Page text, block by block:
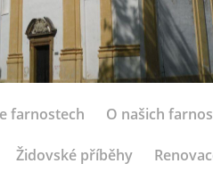
farnostech O našich
Židovské příběhy